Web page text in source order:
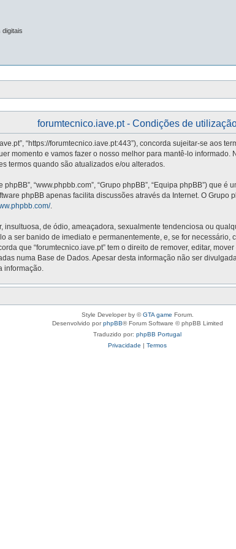
digitais
forumtecnico.iave.pt - Condições de
“https://forumtecnico.iave.pt:443”), concorda sujeitar-se
momento e vamos fazer o nosso melhor para mantê-lo
termos quando são atualizados e/ou alterados.
“www.phpbb.com”, “Grupo phpBB”, “Equipa phpBB”) que
phpBB apenas facilita discussões através da Internet. O
.
de ódio, ameaçadora, sexualmente tendenciosa ou
a ser banido de imediato e permanentemente, e, se for
que “forumtecnico.iave.pt” tem o direito de remover, editar,
numa Base de Dados. Apesar desta informação não ser
informação.
Style Developer by ©GTA game Forum.
Desenvolvido porphpBB® Forum Software © phpBB Limited
Traduzido por: phpBB Portugal
Privacidade | Termos